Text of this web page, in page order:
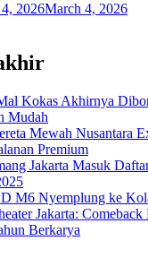
2026March 4, 2026
Kokas Akhirnya
Mudah
Mewah Nusantara
Premium
Jakarta Masuk
M6 Nyemplung ke
Jakarta:
Berkarya